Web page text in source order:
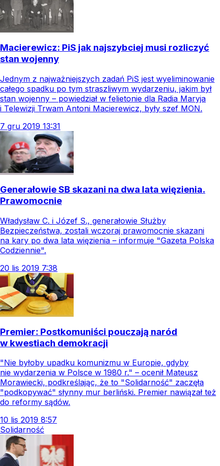
Macierewicz: PiS jak najszybciej musi rozliczyć
stan wojenny
Jednym z najważniejszych zadań PiS jest wyeliminowanie
całego spadku po tym straszliwym wydarzeniu, jakim był
stan wojenny – powiedział w felietonie dla Radia Maryja
i Telewizji Trwam Antoni Macierewicz, były szef MON.
7 gru 2019 13:31
Generałowie SB skazani na dwa lata więzienia.
Prawomocnie
Władysław C. i Józef S., generałowie Służby
Bezpieczeństwa, zostali wczoraj prawomocnie skazani
na kary po dwa lata więzienia – informuje "Gazeta Polska
Codziennie".
20 lis 2019 7:38
Premier: Postkomuniści pouczają naród
w kwestiach demokracji
"Nie byłoby upadku komunizmu w Europie, gdyby
nie wydarzenia w Polsce w 1980 r." – ocenił Mateusz
Morawiecki, podkreślając, że to "Solidarność" zaczęła
"podkopywać" słynny mur berliński. Premier nawiązał też
do reformy sądów.
10 lis 2019 8:57
Solidarność